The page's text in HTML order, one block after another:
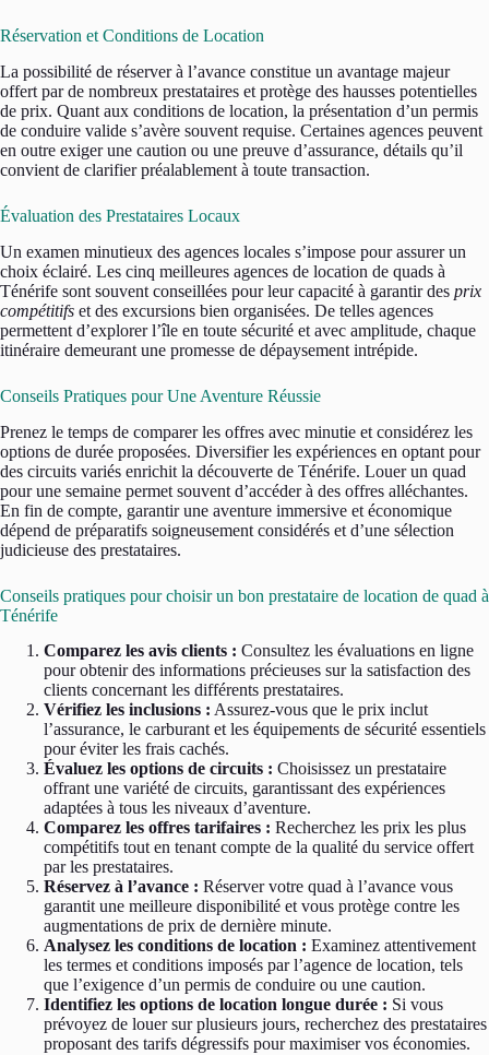
Réservation et Conditions de Location
La possibilité de réserver à l’avance constitue un avantage majeur
offert par de nombreux prestataires et protège des hausses potentielles
de prix. Quant aux conditions de location, la présentation d’un permis
de conduire valide s’avère souvent requise. Certaines agences peuvent
en outre exiger une caution ou une preuve d’assurance, détails qu’il
convient de clarifier préalablement à toute transaction.
Évaluation des Prestataires Locaux
Un examen minutieux des agences locales s’impose pour assurer un
choix éclairé. Les cinq meilleures agences de location de quads à
Ténérife sont souvent conseillées pour leur capacité à garantir des prix
compétitifs et des excursions bien organisées. De telles agences
permettent d’explorer l’île en toute sécurité et avec amplitude, chaque
itinéraire demeurant une promesse de dépaysement intrépide.
Conseils Pratiques pour Une Aventure Réussie
Prenez le temps de comparer les offres avec minutie et considérez les
options de durée proposées. Diversifier les expériences en optant pour
des circuits variés enrichit la découverte de Ténérife. Louer un quad
pour une semaine permet souvent d’accéder à des offres alléchantes.
En fin de compte, garantir une aventure immersive et économique
dépend de préparatifs soigneusement considérés et d’une sélection
judicieuse des prestataires.
Conseils pratiques pour choisir un bon prestataire de location de quad à
Ténérife
Comparez les avis clients : Consultez les évaluations en ligne
pour obtenir des informations précieuses sur la satisfaction des
clients concernant les différents prestataires.
Vérifiez les inclusions : Assurez-vous que le prix inclut
l’assurance, le carburant et les équipements de sécurité essentiels
pour éviter les frais cachés.
Évaluez les options de circuits : Choisissez un prestataire
offrant une variété de circuits, garantissant des expériences
adaptées à tous les niveaux d’aventure.
Comparez les offres tarifaires : Recherchez les prix les plus
compétitifs tout en tenant compte de la qualité du service offert
par les prestataires.
Réservez à l’avance : Réserver votre quad à l’avance vous
garantit une meilleure disponibilité et vous protège contre les
augmentations de prix de dernière minute.
Analysez les conditions de location : Examinez attentivement
les termes et conditions imposés par l’agence de location, tels
que l’exigence d’un permis de conduire ou une caution.
Identifiez les options de location longue durée : Si vous
prévoyez de louer sur plusieurs jours, recherchez des prestataires
proposant des tarifs dégressifs pour maximiser vos économies.